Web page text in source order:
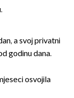
a svoj privatni
godinu dana.
osvojila